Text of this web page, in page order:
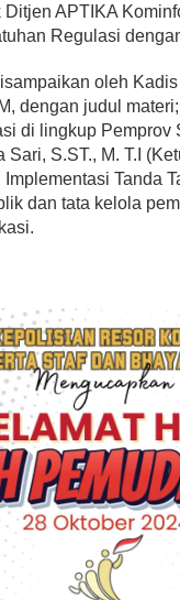
APTIKA
Regulasi
oleh
dengan judul
di lingkup Pemprov
Sari, S.ST., M. T.I
Tanda
dan tata kelola